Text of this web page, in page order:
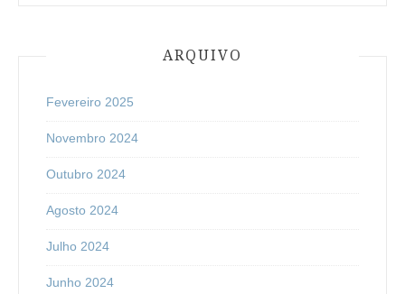
ARQUIVO
Fevereiro 2025
Novembro 2024
Outubro 2024
Agosto 2024
Julho 2024
Junho 2024